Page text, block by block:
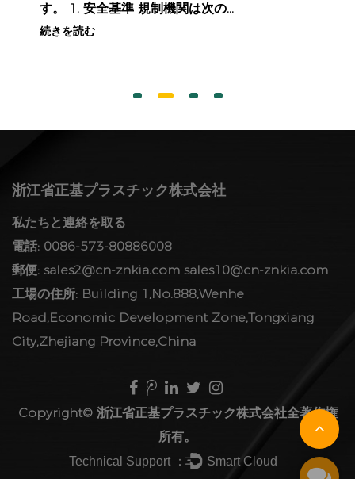
す。 1. 安全基準 規制機関は次の...
続きを読む
浙江省正基プラスチック株式会社
私たちと連絡を取る
電話: 0086-573-80886008
郵便: sales2@cn-znkia.com sales10@cn-znkia.com
工場の住所: Building 1,No.888,Wenhe
Road,Economic Development Zone,Tongxiang
City,Zhejiang Province,China
Copyright© 浙江省正基プラスチック株式会社全著作権
所有。
Technical Support ： Smart Cloud